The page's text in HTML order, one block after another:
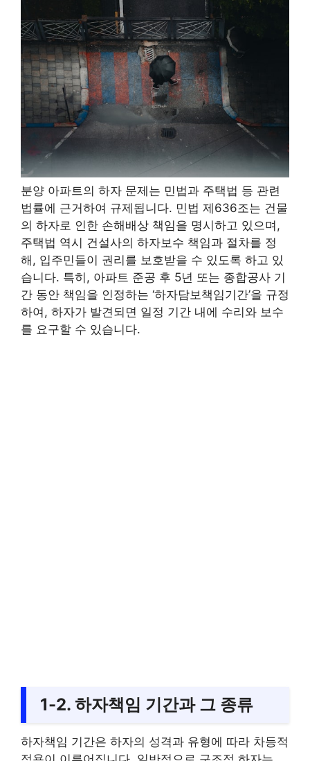
분양 아파트의 하자 문제는 민법과 주택법 등 관련
법률에 근거하여 규제됩니다. 민법 제636조는 건물
의 하자로 인한 손해배상 책임을 명시하고 있으며,
주택법 역시 건설사의 하자보수 책임과 절차를 정
해, 입주민들이 권리를 보호받을 수 있도록 하고 있
습니다. 특히, 아파트 준공 후 5년 또는 종합공사 기
간 동안 책임을 인정하는 ‘하자담보책임기간’을 규정
하여, 하자가 발견되면 일정 기간 내에 수리와 보수
를 요구할 수 있습니다.
1-2. 하자책임 기간과 그 종류
하자책임 기간은 하자의 성격과 유형에 따라 차등적